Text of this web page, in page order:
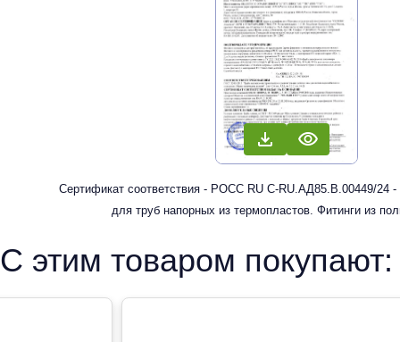
Сертификат соответствия - РОСС RU С-RU.АД85.В.00449/24
для труб напорных из термопластов. Фитинги из
отопления
С этим товаром покупают: